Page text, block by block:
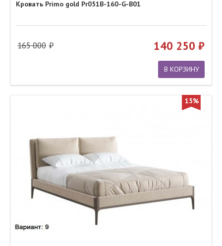
Кровать Primo gold Pr051B-160-G-B01
165 000 140 250
В КОРЗИНУ
15%